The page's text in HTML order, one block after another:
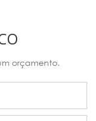
orçamento.